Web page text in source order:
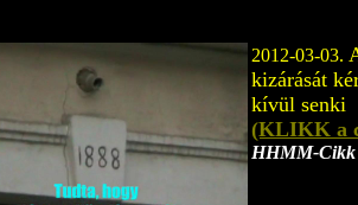
2012-03-03.
kizárását
kívül senki
(KLIKK a
HHMM-Cikk